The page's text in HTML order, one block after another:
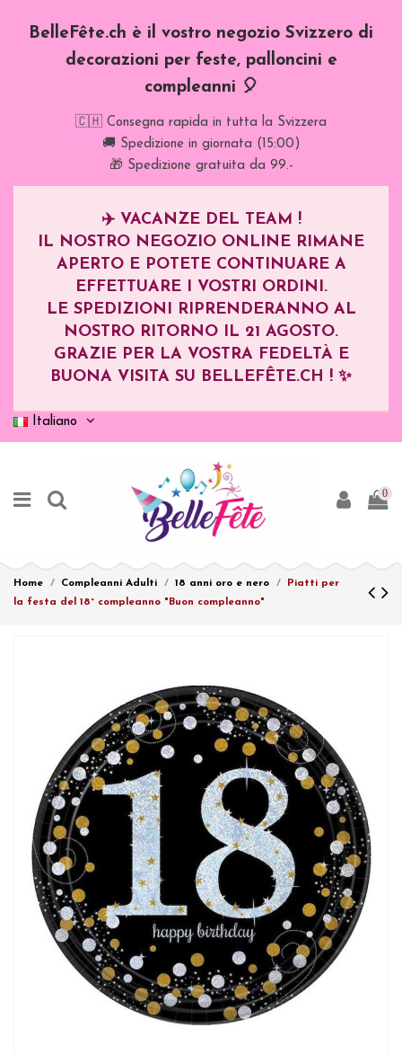
BelleFête.ch è il vostro negozio Svizzero di
decorazioni per feste, palloncini e
compleanni 🎈
🇨🇭 Consegna rapida in tutta la Svizzera
🚚 Spedizione in giornata (15:00)
🎁 Spedizione gratuita da 99.-
✈️ VACANZE DEL TEAM !
IL NOSTRO NEGOZIO ONLINE RIMANE
APERTO E POTETE CONTINUARE A
EFFETTUARE I VOSTRI ORDINI.
LE SPEDIZIONI RIPRENDERANNO AL
NOSTRO RITORNO IL 21 AGOSTO.
GRAZIE PER LA VOSTRA FEDELTÀ E
BUONA VISITA SU BELLEFÊTE.CH ! ✨
Italiano
0
Home Compleanni Adulti 18 anni oro e nero
Piatti per
la festa del 18° compleanno "Buon compleanno"